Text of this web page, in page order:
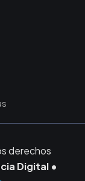
derechos
Digital •